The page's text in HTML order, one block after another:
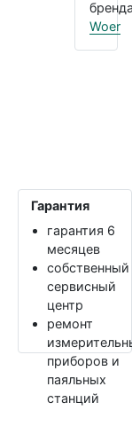
Woer
Гарантия
гарантия 6
месяцев
собственный
сервисный
центр
ремонт
приборов и
паяльных
станций